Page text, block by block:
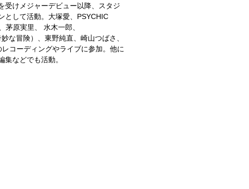
受けメジャーデビュー以降、スタジ
として活動。大塚愛、PSYCHIC
茅原実里、 水木一郎、
な冒険）、東野純直、崎山つばさ、
コーディングやライブに参加。他に
集などでも活動。